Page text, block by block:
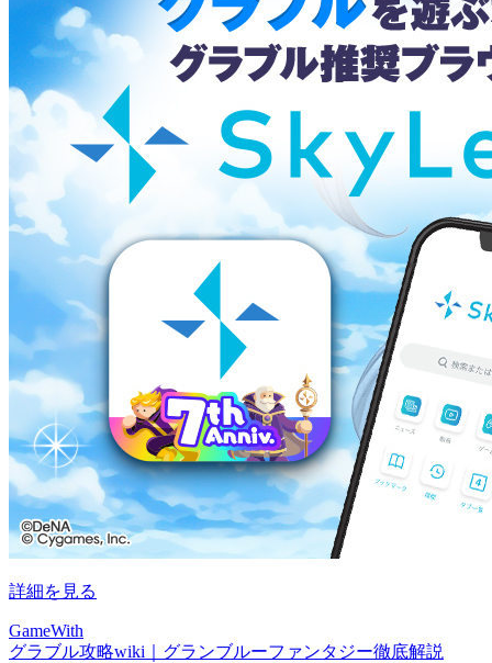
詳細を見る
GameWith
グラブル攻略wiki｜グランブルーファンタジー徹底解説